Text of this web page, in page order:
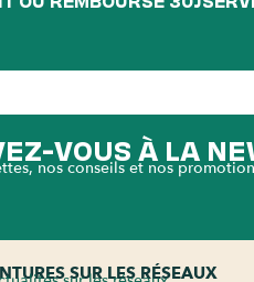
VOUS À LA
nos conseils et nos
SUR LES RÉSEAUX